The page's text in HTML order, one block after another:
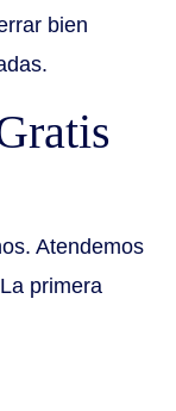
bien
Atendemos
primera